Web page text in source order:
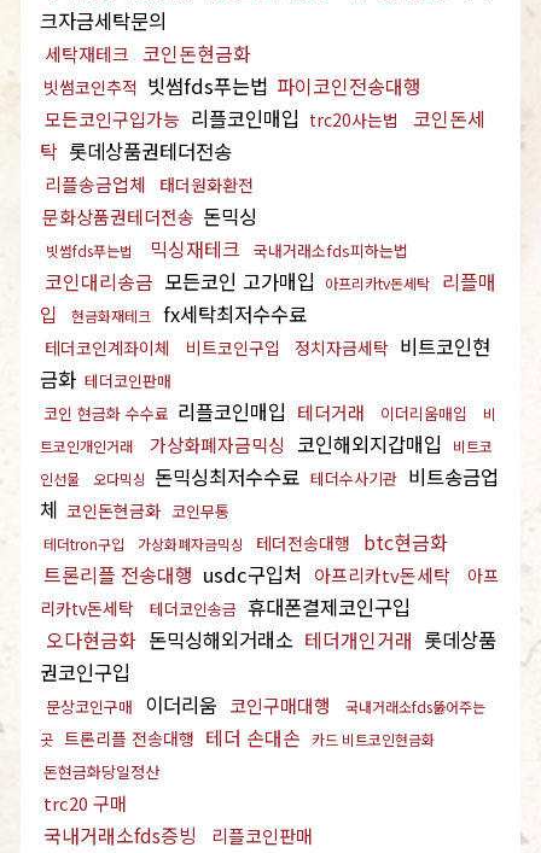
크자금세탁문의
세탁재테크 코인돈현금화
빗썸코인추적 빗썸fds푸는법 파이코인전송대행
모든코인구입가능 리플코인매입 trc20사는법
코인돈세
탁 롯데상품권테더전송
리플송금업체 태더원화환전
문화상품권테더전송 돈믹싱
빗썸fds푸는법 믹싱재테크 국내거래소fds피하는법
코인대리송금 모든코인 고가매입 아프리카tv돈세탁
리플매
입
현금화재테크 fx세탁최저수수료
테더코인계좌이체 비트코인구입 정치자금세탁 비트코인현
금화 테더코인판매
코인 현금화 수수료 리플코인매입 테더거래 이더리움매입
비
트코인개인거래
가상화폐자금믹싱 코인해외지갑매입
비트코
인선물
오다믹싱 돈믹싱최저수수료 테더수사기관 비트송금업
체 코인돈현금화 코인무통
테더tron구입 가상화폐자금믹싱 테더전송대행
btc현금화
트론리플 전송대행 usdc구입처 아프리카tv돈세탁
아프
리카tv돈세탁
테더코인송금 휴대폰결제코인구입
오다현금화 돈믹싱해외거래소 테더개인거래 롯데상품
권코인구입
문상코인구매 이더리움 코인구매대행
국내거래소fds뚫어주는
곳 트론리플 전송대행 테더 손대손 카드 비트코인현금화
돈현금화당일정산
trc20 구매
국내거래소fds증빙
리플코인판매